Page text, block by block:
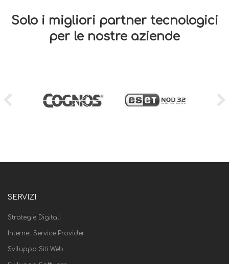
Solo i migliori partner tecnologici
per le nostre aziende
SERVIZI
Strategie Digitali
Internet Service Provider
Sviluppo Siti Web